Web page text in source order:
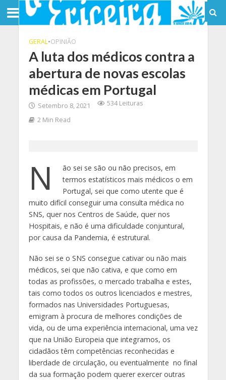
GERAL•OPINIÃO
A luta dos médicos contra a
abertura de novas escolas
médicas em Portugal
Setembro 8, 2021
534 Leituras
2 Min Read
N
ão sei se são ou não precisos, em
termos estatísticos mais médicos o em
Portugal, sei que como utente que é
muito difícil conseguir uma consulta médica no
SNS, quer nos Centros de Saúde, quer nos
Hospitais, e não é uma dificuldade conjuntural,
por causa da Pandemia, é estrutural.
Não sei se o SNS consegue cativar ou não mais
médicos, sei que não cativa, e que como em
todas as profissões, o mercado trabalha e estes,
tais como todos os outros licenciados e mestres,
formados nas Universidades Portuguesas,
emigram à procura de melhores condições de
vida, ou de uma experiência internacional, uma vez
que na União Europeia que integramos, os
cidadãos têm competências reconhecidas e
liberdade de circulação, ou eventualmente no final
da sua formação podem querer exercer outras